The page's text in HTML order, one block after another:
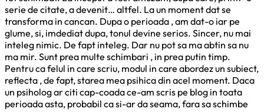
serie de citate, a devenit… altfel. La un moment dat se
transforma in cancan. Dupa o perioada , am dat-o iar pe
glume, si, imdediat dupa, tonul devine serios. Sincer, nu mai
inteleg nimic. De fapt inteleg. Dar nu pot sa ma abtin sa nu
ma mir. Sunt prea multe schimbari , in prea putin timp.
Pentru ca felul in care scriu, modul in care abordez un subiect,
reflecta , de fapt, starea mea psihica din acel moment. Daca
un psiholog ar citi cap-coada ce-am scris pe blog in toata
perioada asta, probabil ca si-ar da seama, fara sa schimbe